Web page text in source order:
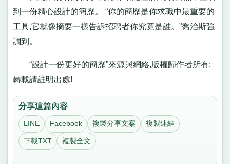
到一份精心設計的簡歷。 “你的簡歷是你求職中最重要的
工具,它就像摘要一樣告訴招聘者你究竟是誰。”喬治斯強
調到。
“設計一份更好的簡歷”來源與網絡,版權歸作者所有;
轉載請註明出處!
分享這篇內容
LINE Facebook 複製分享文案 複製連結
下載TXT 複製全文